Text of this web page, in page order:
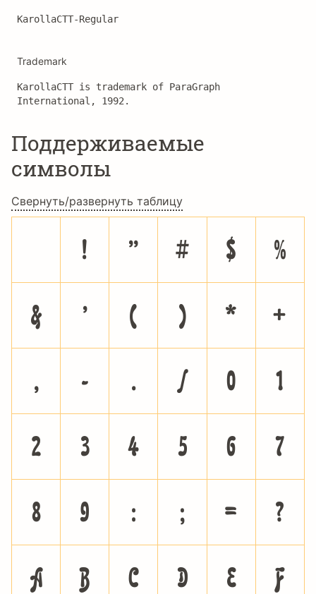
KarollaCTT-Regular
Trademark
KarollaCTT is trademark of ParaGraph
International, 1992.
Поддерживаемые
символы
Свернуть/развернуть таблицу
! " # $ %
& ' ( ) * +
, - . / 0 1
2 3 4 5 6 7
8 9 : ; = ?
A B C D E F